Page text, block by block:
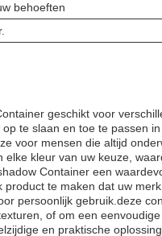
behoeften
geschikt voor
te slaan en toe te passen
voor mensen die altijd
kleur van uw keuze,
Container een
te maken dat uw merk
persoonlijk gebruik.deze
of om een
en praktische